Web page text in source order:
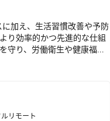
加え、生活習慣改善や予防
り効率的かつ先進的な仕組
守り、労働衛生や健康福祉
ルリモート